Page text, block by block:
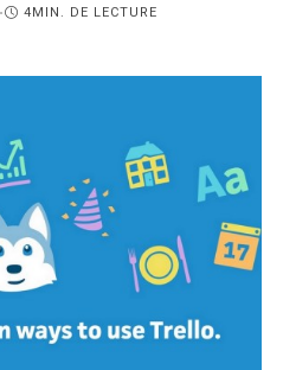
4MIN. DE LECTURE